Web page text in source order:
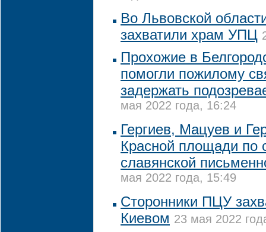
Во Львовской
захватили храм УПЦ
Прохожие в
помогли пожилому
задержать
мая 2022 года, 16:24
Гергиев, Мацуев и
Красной площади по
славянской
мая 2022 года, 15:49
Сторонники ПЦУ
Киевом 23 мая 2022